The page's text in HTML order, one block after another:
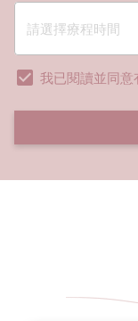
我已閱讀並同意